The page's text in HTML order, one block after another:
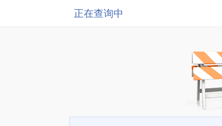
正在查询中